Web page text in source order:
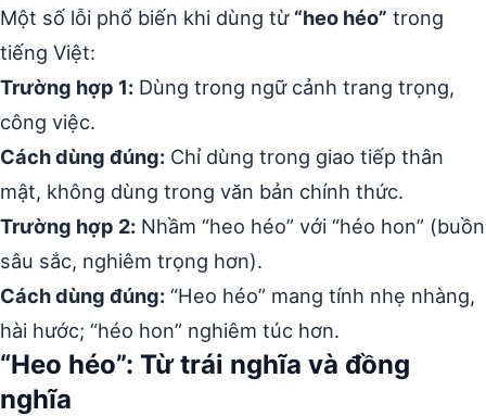
Một số lỗi phổ biến khi dùng từ “heo héo” trong
tiếng Việt:
Trường hợp 1: Dùng trong ngữ cảnh trang trọng,
công việc.
Cách dùng đúng: Chỉ dùng trong giao tiếp thân
mật, không dùng trong văn bản chính thức.
Trường hợp 2: Nhầm “heo héo” với “héo hon” (buồn
sâu sắc, nghiêm trọng hơn).
Cách dùng đúng: “Heo héo” mang tính nhẹ nhàng,
hài hước; “héo hon” nghiêm túc hơn.
“Heo héo”: Từ trái nghĩa và đồng
nghĩa